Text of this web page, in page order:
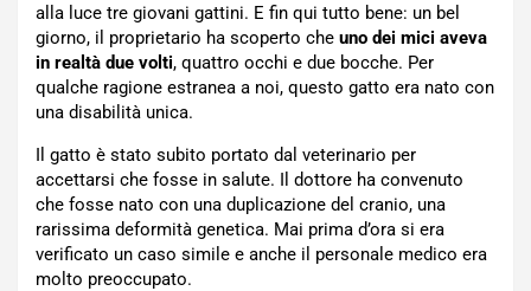
alla luce tre giovani gattini. E fin qui tutto bene: un bel
giorno, il proprietario ha scoperto che uno dei mici aveva
in realtà due volti, quattro occhi e due bocche. Per
qualche ragione estranea a noi, questo gatto era nato con
una disabilità unica.
Il gatto è stato subito portato dal veterinario per
accettarsi che fosse in salute. Il dottore ha convenuto
che fosse nato con una duplicazione del cranio, una
rarissima deformità genetica. Mai prima d’ora si era
verificato un caso simile e anche il personale medico era
molto preoccupato.